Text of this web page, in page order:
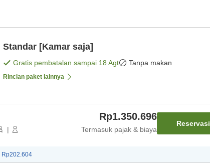
Standar [Kamar saja]
Gratis pembatalan sampai 18 Agt Tanpa makan
Rincian paket lainnya
|
Rp1.350.696
Termasuk pajak & biaya
Reservasi
Rp202.604